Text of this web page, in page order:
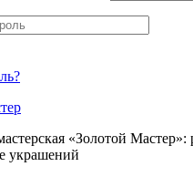
«Золотой Мастер»:
украшений